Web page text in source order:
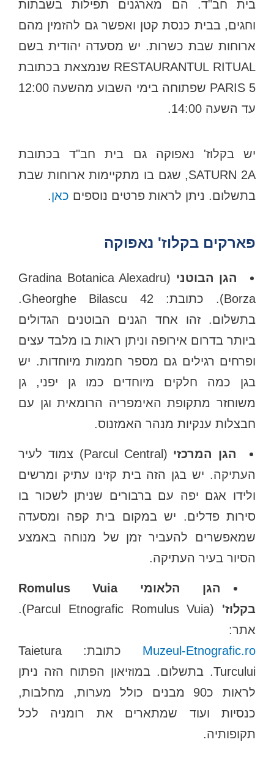
בית חב"ד. הם מארגנים תפילות בשבתות
וחגים, בבית כנסת קטן ואפשר גם להזמין מהם
ארוחות שבת כשרות. יש מסעדה יהודית בשם
RESTAURANTUL RITUAL שנמצאת בכתובת
5 PARIS שפתוחה בימי השבוע מהשעה 12:00
עד השעה 14:00.
יש בקלוז' נאפוקה גם בית חב"ד בכתובת
SATURN 2A, שגם בו מתקיימות ארוחות שבת
בתשלום. ניתן לראות פרטים נוספים כאן.
פארקים בקלוז' נאפוקה
הגן הבוטני
(Gradina Botanica Alexadru
Borza). כתובת: Gheorghe Bilascu 42.
בתשלום. זהו אחד הגנים הבוטנים הגדולים
ביותר בדרום אירופה וניתן ראות בו מלבד עצים
ופרחים רגילים גם מספר חממות מיוחדות. יש
בגן כמה חלקים מיוחדים כמו גן יפני, גן
משוחזר מתקופת האימפריה הרומאית וגן עם
חבצלות ענקיות מנהר האמזנוס.
הגן המרכזי
(Parcul Central) צמוד לעיר
העתיקה. יש בגן הזה בית קזינו עתיק ומרשים
ולידו אגם יפה עם ברבורים שניתן לשכור בו
סירות פדלים. יש במקום בית קפה ומסעדה
שמאפשרים להעביר זמן של מנוחה באמצע
הסיור בעיר העתיקה.
הגן הלאומי Romulus Vuia
בקלוז'
(Parcul Etnografic Romulus Vuia).
אתר:
Muzeul-Etnografic.ro
כתובת: Taietura
Turcului. בתשלום. במוזיאון הפתוח הזה ניתן
לראות כ90 מבנים כולל מערות, מחלבות,
כנסיות ועוד שמתארים את רומניה לכל
תקופותיה.